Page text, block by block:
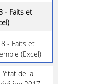
- Faits et
- Faits et
(Excel)
de la